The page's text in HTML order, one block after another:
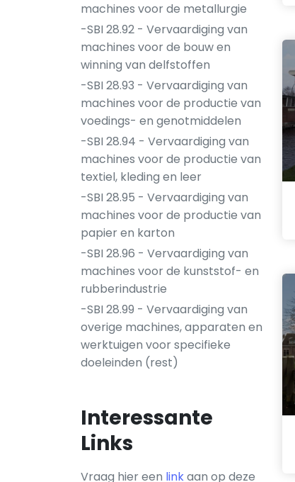
machines voor de metallurgie
-SBI 28.92 - Vervaardiging van
machines voor de bouw en
winning van delfstoffen
-SBI 28.93 - Vervaardiging van
machines voor de productie van
voedings- en genotmiddelen
-SBI 28.94 - Vervaardiging van
machines voor de productie van
textiel, kleding en leer
-SBI 28.95 - Vervaardiging van
machines voor de productie van
papier en karton
-SBI 28.96 - Vervaardiging van
machines voor de kunststof- en
rubberindustrie
-SBI 28.99 - Vervaardiging van
overige machines, apparaten en
werktuigen voor specifieke
doeleinden (rest)
Interessante
Links
Vraag hier een linkaan op deze